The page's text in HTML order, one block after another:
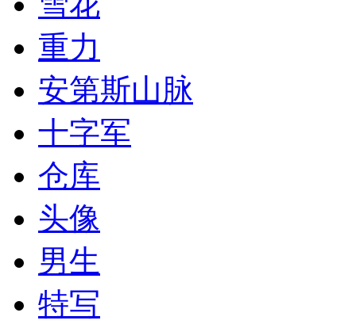
重力
安第斯山脉
十字军
仓库
头像
男生
特写